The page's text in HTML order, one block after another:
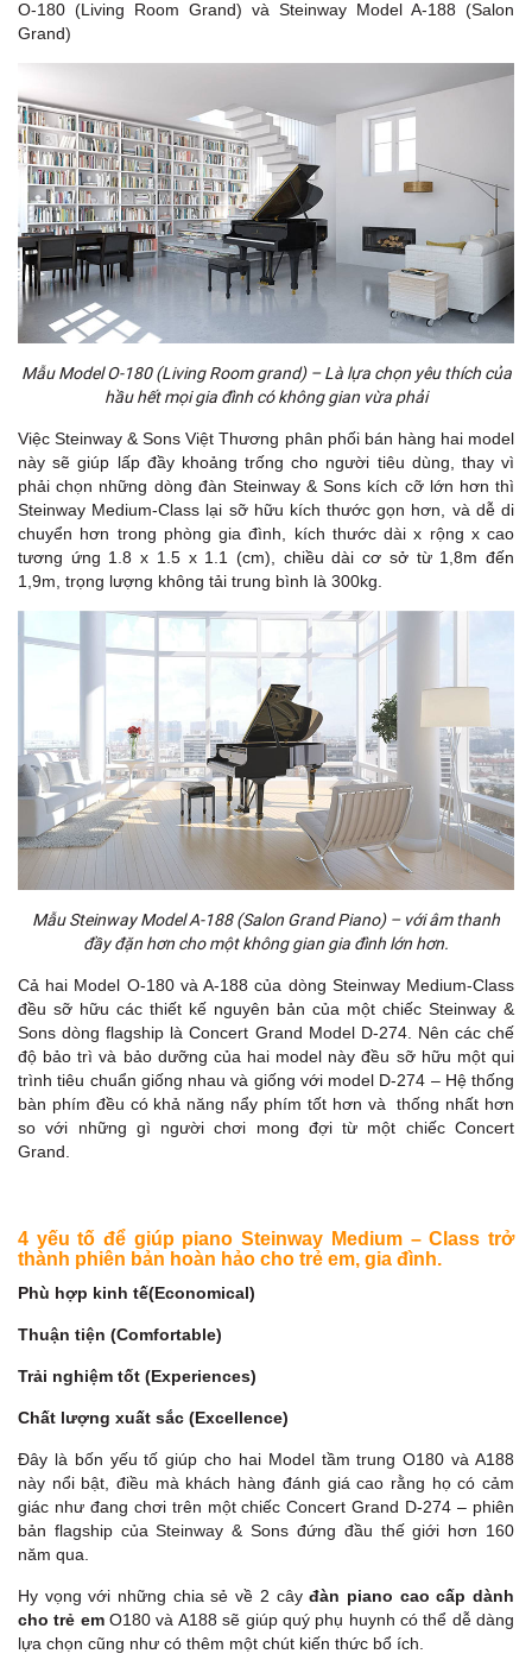
O-180 (Living Room Grand) và Steinway Model A-188 (Salon
Grand)
Mẫu Model O-180 (Living Room grand) – Là lựa chọn yêu thích của
hầu hết mọi gia đình có không gian vừa phải
Việc Steinway & Sons Việt Thương phân phối bán hàng hai model
này sẽ giúp lấp đầy khoảng trống cho người tiêu dùng, thay vì
phải chọn những dòng đàn Steinway & Sons kích cỡ lớn hơn thì
Steinway Medium-Class lại sỡ hữu kích thước gọn hơn, và dễ di
chuyển hơn trong phòng gia đình, kích thước dài x rộng x cao
tương ứng 1.8 x 1.5 x 1.1 (cm), chiều dài cơ sở từ 1,8m đến
1,9m, trọng lượng không tải trung bình là 300kg.
Mẫu Steinway Model A-188 (Salon Grand Piano) – với âm thanh
đầy đặn hơn cho một không gian gia đình lớn hơn.
Cả hai Model O-180 và A-188 của dòng Steinway Medium-Class
đều sỡ hữu các thiết kế nguyên bản của một chiếc Steinway &
Sons dòng flagship là Concert Grand Model D-274. Nên các chế
độ bảo trì và bảo dưỡng của hai model này đều sỡ hữu một qui
trình tiêu chuẩn giống nhau và giống với model D-274 – Hệ thống
bàn phím đều có khả năng nẩy phím tốt hơn và thống nhất hơn
so với những gì người chơi mong đợi từ một chiếc Concert
Grand.
4 yếu tố để giúp piano Steinway Medium – Class trở
thành phiên bản hoàn hảo cho trẻ em, gia đình.
Phù hợp kinh tế(Economical)
Thuận tiện (Comfortable)
Trải nghiệm tốt (Experiences)
Chất lượng xuất sắc (Excellence)
Đây là bốn yếu tố giúp cho hai Model tầm trung O180 và A188
này nổi bật, điều mà khách hàng đánh giá cao rằng họ có cảm
giác như đang chơi trên một chiếc Concert Grand D-274 – phiên
bản flagship của Steinway & Sons đứng đầu thế giới hơn 160
năm qua.
Hy vọng với những chia sẻ về 2 câyđàn piano cao cấp dành
cho trẻ emO180 và A188 sẽ giúp quý phụ huynh có thể dễ dàng
lựa chọn cũng như có thêm một chút kiến thức bổ ích.